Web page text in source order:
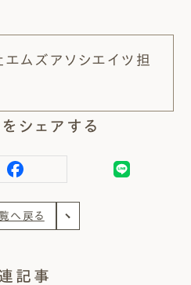
ムズアソシエイツ担
シェアする
へ戻る
記事